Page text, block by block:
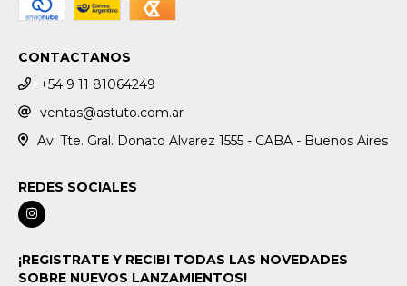
CONTACTANOS
+54 9 11 81064249
ventas@astuto.com.ar
Av. Tte. Gral. Donato Alvarez 1555 - CABA - Buenos Aires
REDES SOCIALES
¡REGISTRATE Y RECIBI TODAS LAS NOVEDADES
SOBRE NUEVOS LANZAMIENTOS!